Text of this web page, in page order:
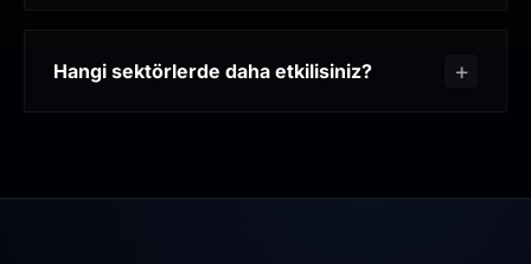
Hangi sektörlerde daha etkilisiniz?